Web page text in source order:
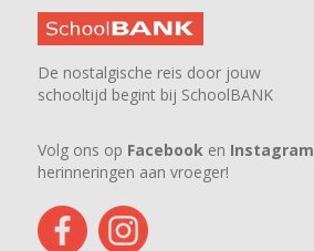
De nostalgische reis door jouw
schooltijd begint bij SchoolBANK
Volg ons op Facebook en Instagram
herinneringen aan vroeger!